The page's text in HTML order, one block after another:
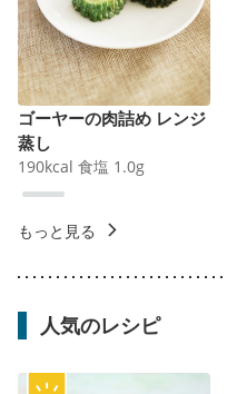
ゴーヤーの肉詰め レンジ
蒸し
190kcal 食塩 1.0g
もっと見る
人気のレシピ